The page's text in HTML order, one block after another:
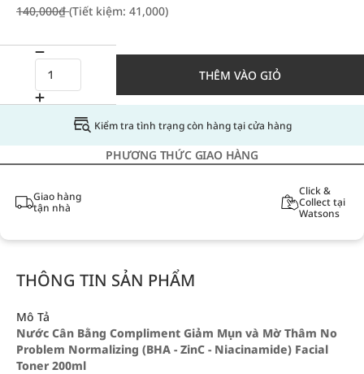
140,000₫(Tiết kiệm: 41,000)
THÊM VÀO GIỎ
Kiểm tra tình trạng còn hàng tại cửa hàng
PHƯƠNG THỨC GIAO HÀNG
Giao hàng
tận nhà
Click &
Collect tại
Watsons
THÔNG TIN SẢN PHẨM
Mô Tả
Nước Cân Bằng Compliment Giảm Mụn và Mờ Thâm No
Problem Normalizing (BHA - ZinC - Niacinamide) Facial
Toner 200ml